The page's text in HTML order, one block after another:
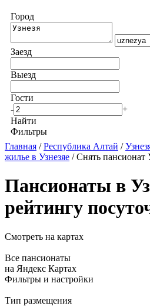
Город
Заезд
Выезд
Гости
-
+
Найти
Фильтры
Главная /Республика Алтай /
жилье в Узнезяе / Снять пансионат
Пансионаты в
рейтингу
Смотреть на картах
Все пансионаты
на Яндекс Картах
Фильтры и настройки
Тип размещения